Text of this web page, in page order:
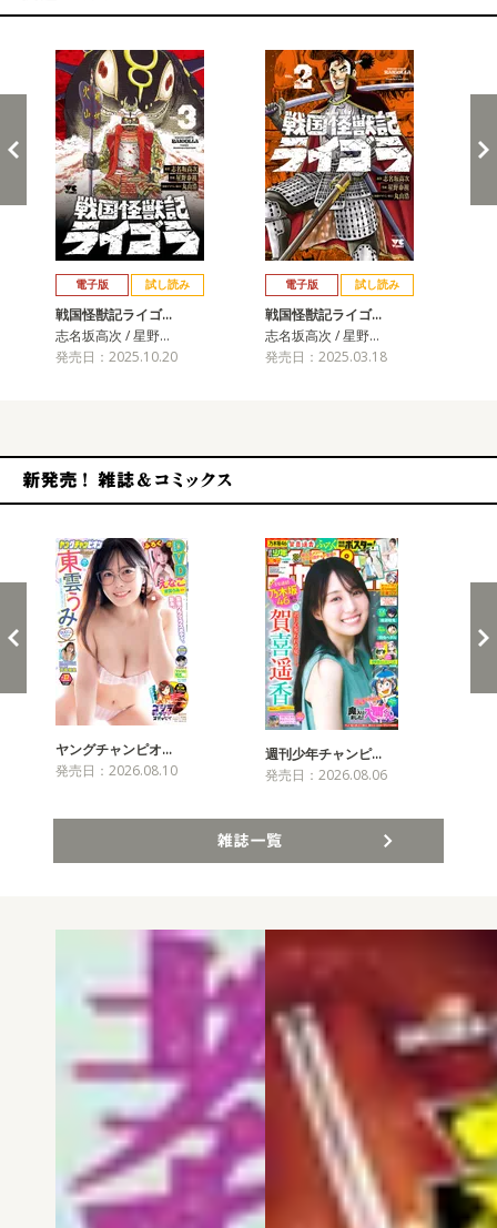
電子版 試し読み
戦国怪獣記ライゴ…
志名坂高次 / 星野…
発売日：2025.10.20
電子版 試し読み
戦国怪獣記ライゴ…
志名坂高次 / 星野…
発売日：2025.03.18
ヤングチャンピオ…
発売日：2026.08.10
週刊少年チャンピ…
発売日：2026.08.06